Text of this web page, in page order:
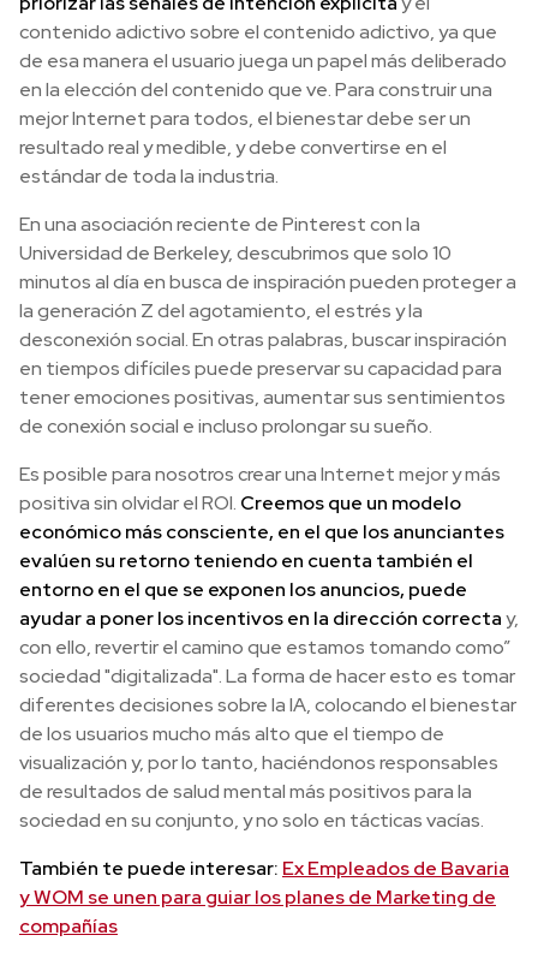
contenido adictivo sobre el contenido adictivo, ya que
de esa manera el usuario juega un papel más deliberado
en la elección del contenido que ve. Para construir una
mejor Internet para todos, el bienestar debe ser un
resultado real y medible, y debe convertirse en el
estándar de toda la industria.
En una asociación reciente de Pinterest con la
Universidad de Berkeley, descubrimos que solo 10
minutos al día en busca de inspiración pueden proteger a
la generación Z del agotamiento, el estrés y la
desconexión social. En otras palabras, buscar inspiración
en tiempos difíciles puede preservar su capacidad para
tener emociones positivas, aumentar sus sentimientos
de conexión social e incluso prolongar su sueño.
Es posible para nosotros crear una Internet mejor y más
positiva sin olvidar el ROI. Creemos que un modelo
económico más consciente, en el que los anunciantes
evalúen su retorno teniendo en cuenta también el
entorno en el que se exponen los anuncios, puede
ayudar a poner los incentivos en la dirección correctay,
con ello, revertir el camino que estamos tomando como”
sociedad "digitalizada". La forma de hacer esto es tomar
diferentes decisiones sobre la IA, colocando el bienestar
de los usuarios mucho más alto que el tiempo de
visualización y, por lo tanto, haciéndonos responsables
de resultados de salud mental más positivos para la
sociedad en su conjunto, y no solo en tácticas vacías.
También te puede interesar: Ex Empleados de Bavaria
y WOM se unen para guiar los planes de Marketing de
compañías